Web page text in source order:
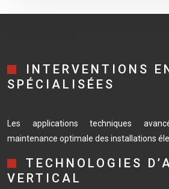
INTERVENTIONS
SPÉCIALISÉES
Les applications techniques
maintenance optimale des installations
TECHNOLOGIES
VERTICAL